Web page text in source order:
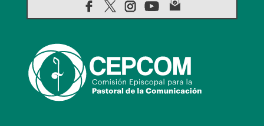
El agradecimiento de los jóvenes al Papa:
«Hoy nos sentimos Iglesia»
del país
06.08.2026
Hiroshima y Nagasaki, 81 años después.